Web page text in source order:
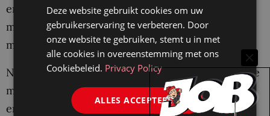
en ondersteunen. We werken samen hard aan
maatschappelijke opgaven en vieren graag de
mooie projecten die wij mogelijk maken.
Naast dat je je bij ons kunt ontwikkelen binnen de
mooiste en uitdagendste projecten in Nederland
en daarbuiten, bieden we je ook:
Deze website gebruikt cookies om uw
gebruikerservaring te verbeteren. Door
onze website te gebruiken, stemt u in met
alle cookies in overeenstemming met ons
Cookiebeleid. Privacy Policy
ALLES ACCEPTEREN